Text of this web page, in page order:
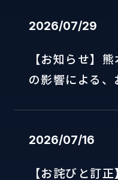
2026/07/29
【お知らせ】
の影響による
2026/07/16
【お詫びと訂